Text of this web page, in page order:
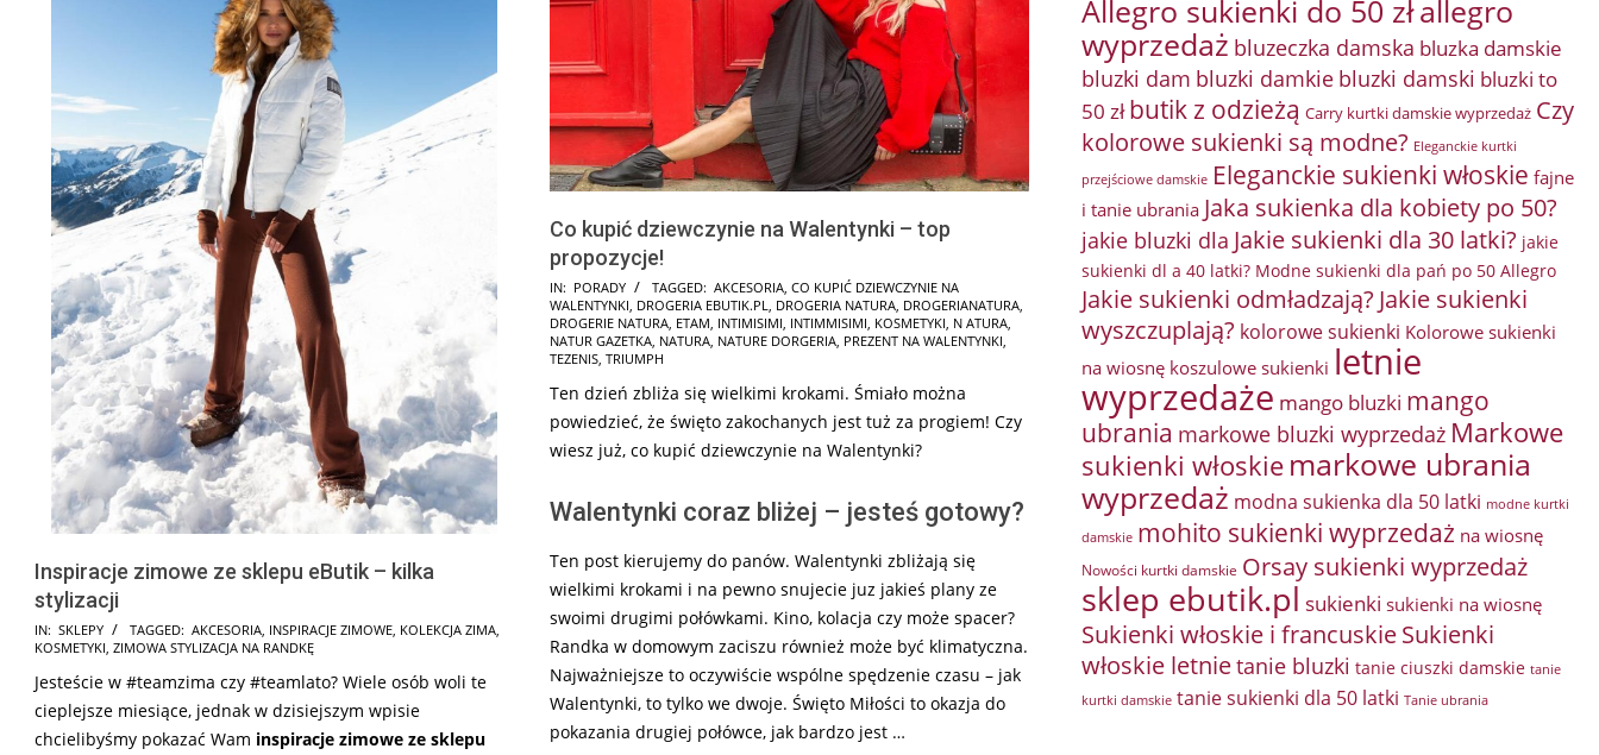
Inspiracje zimowe ze sklepu eButik – kilka
stylizacji
2025-
09-
15
IN: SKLEPY TAGGED: AKCESORIA, INSPIRACJE ZIMOWE, KOLEKCJA ZIMA,
KOSMETYKI, ZIMOWA STYLIZACJA NA RANDKĘ
Jesteście w #teamzima czy #teamlato? Wiele osób woli te
cieplejsze miesiące, jednak w dzisiejszym wpisie
chcielibyśmy pokazać Wam inspiracje zimowe ze sklepu
Co kupić dziewczynie na Walentynki – top
propozycje!
2025-
02-
01
IN: PORADY TAGGED: AKCESORIA, CO KUPIĆ DZIEWCZYNIE NA
WALENTYNKI, DROGERIA EBUTIK.PL, DROGERIA NATURA, DROGERIANATURA,
DROGERIE NATURA, ETAM, INTIMISIMI, INTIMMISIMI, KOSMETYKI, N ATURA,
NATUR GAZETKA, NATURA, NATURE DORGERIA, PREZENT NA WALENTYNKI,
TEZENIS, TRIUMPH
Ten dzień zbliża się wielkimi krokami. Śmiało można
powiedzieć, że święto zakochanych jest tuż za progiem! Czy
wiesz już, co kupić dziewczynie na Walentynki?
Walentynki coraz bliżej – jesteś gotowy?
Ten post kierujemy do panów. Walentynki zbliżają się
wielkimi krokami i na pewno snujecie juz jakieś plany ze
swoimi drugimi połówkami. Kino, kolacja czy może spacer?
Randka w domowym zaciszu również może być klimatyczna.
Najważniejsze to oczywiście wspólne spędzenie czasu – jak
Walentynki, to tylko we dwoje. Święto Miłości to okazja do
pokazania drugiej połówce, jak bardzo jest …
Allegro sukienki do 50 złallegro
wyprzedaż bluzeczka damska bluzka damskie
bluzki dam bluzki damkie bluzki damski bluzki to
50 zł butik z odzieżą Carry kurtki damskie wyprzedaż Czy
kolorowe sukienki są modne? Eleganckie kurtki
przejściowe damskie Eleganckie sukienki włoskie fajne
i tanie ubrania Jaka sukienka dla kobiety po 50?
jakie bluzki dla Jakie sukienki dla 30 latki? jakie
sukienki dl a 40 latki? Modne sukienki dla pań po 50 Allegro
Jakie sukienki odmładzają? Jakie sukienki
wyszczuplają? kolorowe sukienki Kolorowe sukienki
na wiosnę koszulowe sukienki letnie
wyprzedaże mango bluzki mango
ubrania markowe bluzki wyprzedaż Markowe
sukienki włoskie markowe ubrania
wyprzedaż modna sukienka dla 50 latki modne kurtki
damskie mohito sukienki wyprzedaż na wiosnę
Nowości kurtki damskie Orsay sukienki wyprzedaż
sklep ebutik.pl sukienki sukienki na wiosnę
Sukienki włoskie i francuskieSukienki
włoskie letnietanie bluzki tanie ciuszki damskie tanie
kurtki damskie tanie sukienki dla 50 latki Tanie ubrania